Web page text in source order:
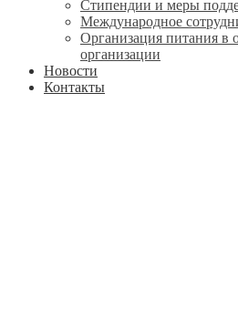
Стипендии и меры
Международное
Организация питания в
организации
Новости
Контакты